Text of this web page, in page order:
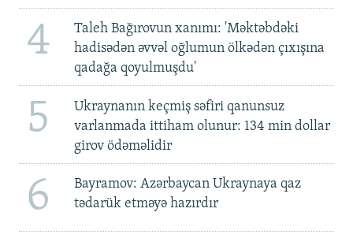
4
Taleh Bağırovun xanımı: 'Məktəbdəki
hadisədən əvvəl oğlumun ölkədən çıxışına
qadağa qoyulmuşdu'
5
Ukraynanın keçmiş səfiri qanunsuz
varlanmada ittiham olunur: 134 min dollar
girov ödəməlidir
6
Bayramov: Azərbaycan Ukraynaya qaz
tədarük etməyə hazırdır